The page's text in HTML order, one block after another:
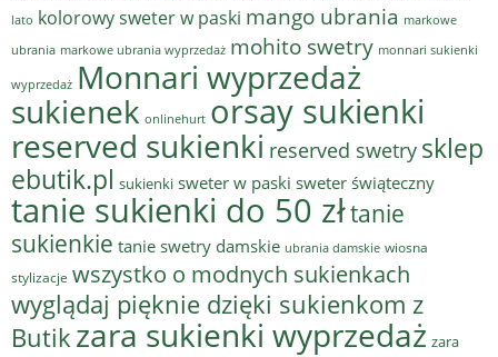
lato kolorowy sweter w paski mango ubrania markowe
ubrania markowe ubrania wyprzedaż mohito swetry monnari sukienki
wyprzedaż Monnari wyprzedaż
sukienek onlinehurt orsay sukienki
reserved sukienki reserved swetry sklep
ebutik.pl sukienki sweter w paski sweter świąteczny
tanie sukienki do 50 złtanie
sukienkie tanie swetry damskie ubrania damskie wiosna
stylizacje wszystko o modnych sukienkach
wyglądaj pięknie dzięki sukienkom z
Butik zara sukienki wyprzedaż zara